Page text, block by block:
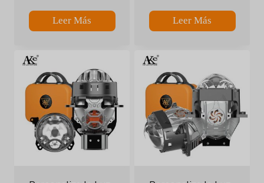
Leer Más Leer Más